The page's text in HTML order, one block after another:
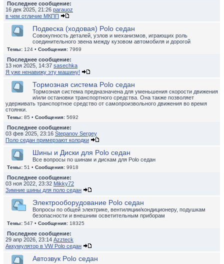
Последнее сообщение:
16 дек 2025, 21:26 parauoz
в чем отличие МКПП
Подвеска (ходовая) Polo седан
Совокупность деталей, узлов и механизмов, играющих роль
соединительного звена между кузовом автомобиля и дорогой
Темы: 124 • Сообщения: 7969
Последнее сообщение:
13 ноя 2025, 14:37 sasechka
Я уже ненавижу эту машину!
Тормозная система Polo седан
Тормозная система предназначена для уменьшения скорости движения
и/или остановки транспортного средства. Она также позволяет
удерживать транспортное средство от самопроизвольного движения во время
стоянки.
Темы: 85 • Сообщения: 5692
Последнее сообщение:
03 фев 2025, 23:16 Stepanov Sergey
Поло седан примерзают колодки
Шины и Диски для Polo седан
Все вопросы по шинам и дискам для Polo седан
Темы: 51 • Сообщения: 9918
Последнее сообщение:
03 ноя 2022, 23:32 Mikky72
Зимние шины для поло седан
Электрооборудование Polo седан
Вопросы по общей электрике, вентиляции/кондиционеру, подушкам
безопасности и внешним осветительным приборам
Темы: 547 • Сообщения: 18325
Последнее сообщение:
29 апр 2026, 23:14 Azzteck
Аккумулятор в VW Polo седан
Автозвук Polo седан